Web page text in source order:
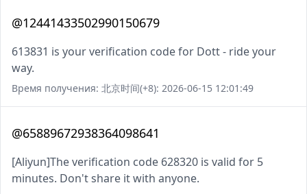
@12441433502990150679
613831 is your verification code for Dott - ride your
way.
Время получения: 北京时间(+8): 2026-06-15 12:01:49
@65889672938364098641
[Aliyun]The verification code 628320 is valid for 5
minutes. Don't share it with anyone.